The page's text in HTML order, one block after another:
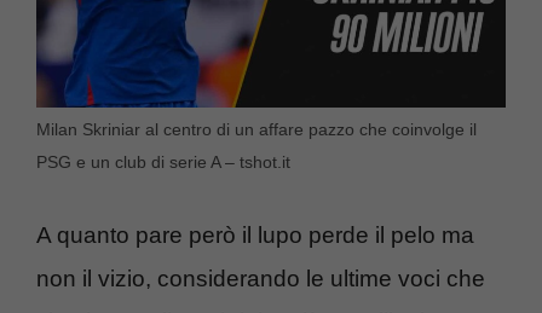
Milan Skriniar al centro di un affare pazzo che coinvolge il
PSG e un club di serie A – tshot.it
A quanto pare però il lupo perde il pelo ma
non il vizio, considerando le ultime voci che